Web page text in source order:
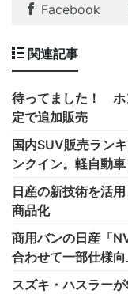
Facebook
関連記事
待ってました！ ホ
定で追加販売
国内SUV販売ラン
ンクイン。軽自動
日産の新技術を活
商品化
商用バンの日産「
合わせて一部仕様
スズキ・ハスラー